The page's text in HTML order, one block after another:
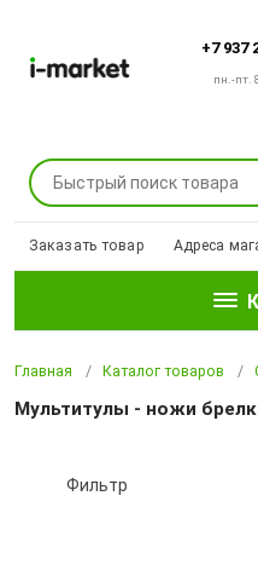
+7 937
пн.-пт.
Заказать товар Адреса
Главная Каталог товаров
Мультитулы - ножи
Фильтр